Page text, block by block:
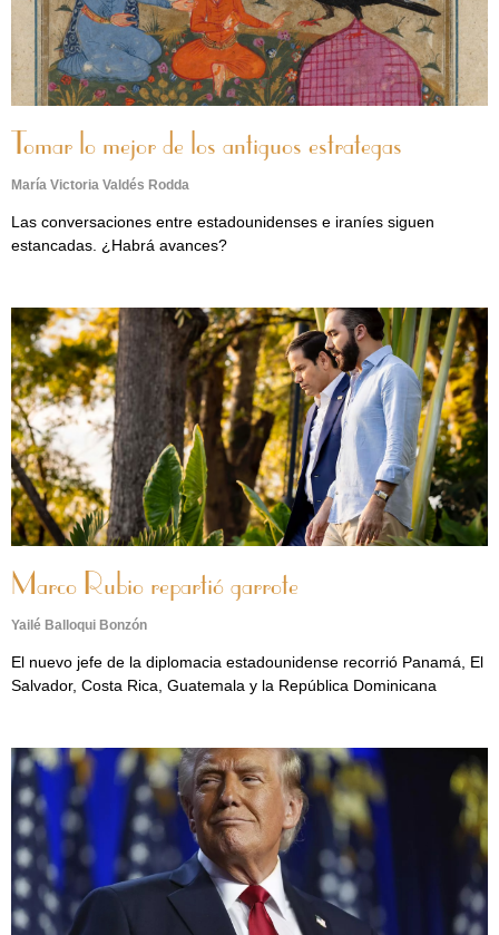
Tomar lo mejor de los antiguos estrategas
María Victoria Valdés Rodda
Las conversaciones entre estadounidenses e iraníes siguen
estancadas. ¿Habrá avances?
Marco Rubio repartió garrote
Yailé Balloqui Bonzón
El nuevo jefe de la diplomacia estadounidense recorrió Panamá, El
Salvador, Costa Rica, Guatemala y la República Dominicana